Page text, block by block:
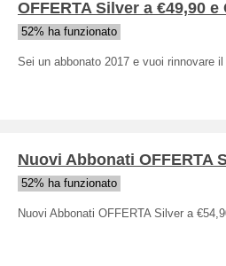
OFFERTA Silver a €49,90 e
52% ha funzionato
Sei un abbonato 2017 e vuoi rinnovare
Nuovi Abbonati OFFERTA
52% ha funzionato
Nuovi Abbonati OFFERTA Silver a